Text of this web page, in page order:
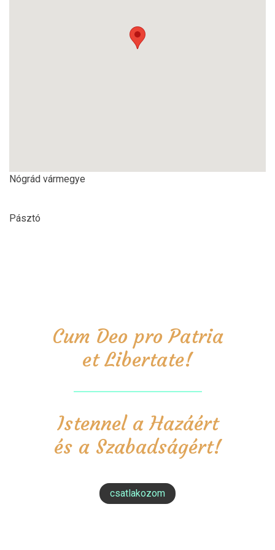
Nógrád vármegye
Pásztó
Cum Deo pro Patria
et Libertate!
Istennel a Hazáért
és a Szabadságért!
csatlakozom